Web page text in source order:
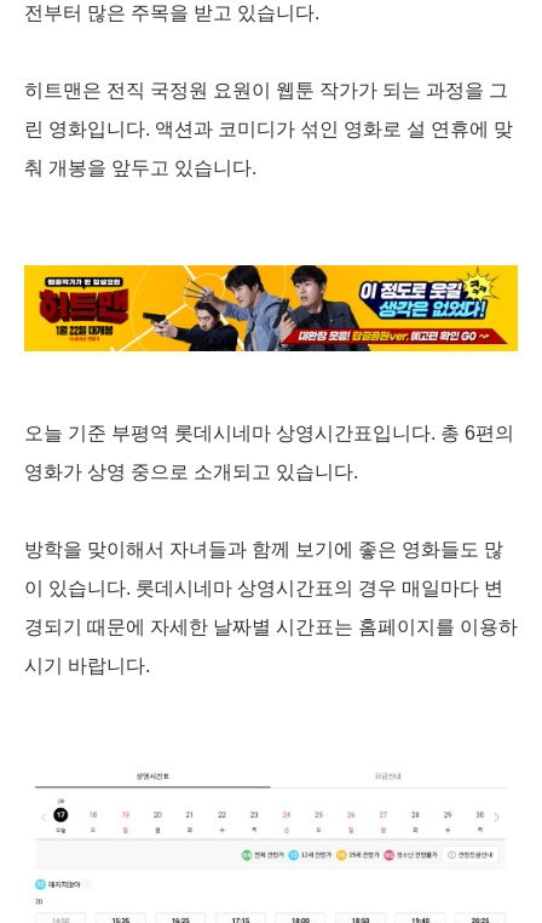
전부터 많은 주목을 받고 있습니다.
히트맨은 전직 국정원 요원이 웹툰 작가가 되는 과정을 그
린 영화입니다. 액션과 코미디가 섞인 영화로 설 연휴에 맞
춰 개봉을 앞두고 있습니다.
오늘 기준 부평역 롯데시네마 상영시간표입니다. 총 6편의
영화가 상영 중으로 소개되고 있습니다.
방학을 맞이해서 자녀들과 함께 보기에 좋은 영화들도 많
이 있습니다. 롯데시네마 상영시간표의 경우 매일마다 변
경되기 때문에 자세한 날짜별 시간표는 홈페이지를 이용하
시기 바랍니다.